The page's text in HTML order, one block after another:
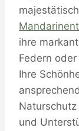
ihre
Federn
Ihre
und